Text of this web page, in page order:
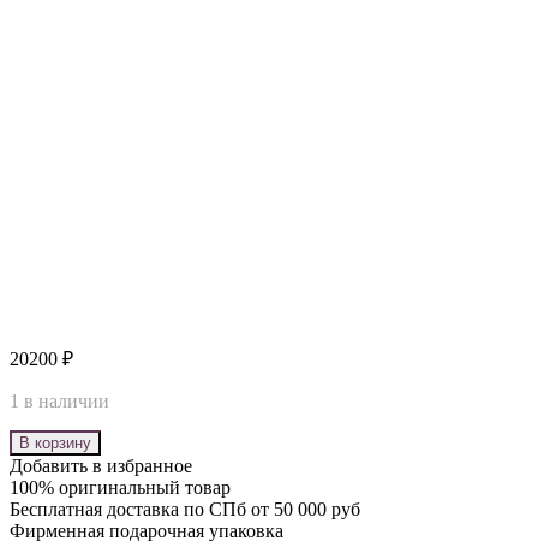
20200 ₽
1 в наличии
В корзину
Добавить в избранное
100% оригинальный товар
Бесплатная доставка по СПб от 50 000 руб
Фирменная подарочная упаковка